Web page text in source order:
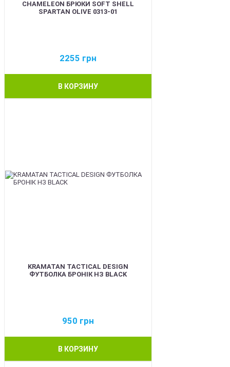
CHAMELEON БРЮКИ SOFT SHELL
SPARTAN OLIVE 0313-01
2255 грн
В КОРЗИНУ
KRAMATAN TACTICAL DESIGN
ФУТБОЛКА БРОНІК НЗ BLACK
950 грн
В КОРЗИНУ